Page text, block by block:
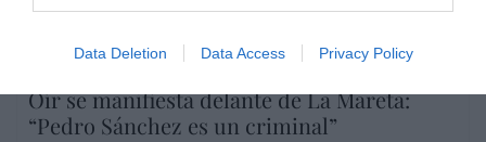
Data Deletion Data Access Privacy Policy
DIARIO DE LA CORRUPCIÓN SANCHISTA
Oír se manifiesta delante de La Mareta:
“Pedro Sánchez es un criminal”